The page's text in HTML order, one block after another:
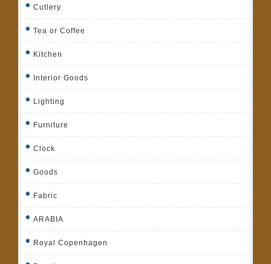
Cutlery
Tea or Coffee
Kitchen
Interior Goods
Lighting
Furniture
Clock
Goods
Fabric
ARABIA
Royal Copenhagen